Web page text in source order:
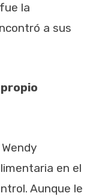
la
a sus
en el
Aunque le